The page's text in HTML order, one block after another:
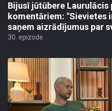
Bijusī jūtūbere Laurulācis
komentāriem: "Sievietes
saņem aizrādījumus par
30. epizode